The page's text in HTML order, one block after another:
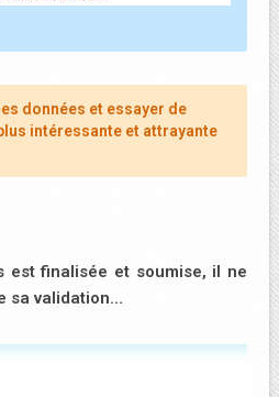
données et essayer de
intéressante et attrayante
est finalisée et soumise, il ne
sa validation…